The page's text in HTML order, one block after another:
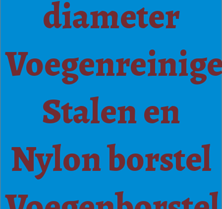
diameter
Stalen en
Nylon borstel